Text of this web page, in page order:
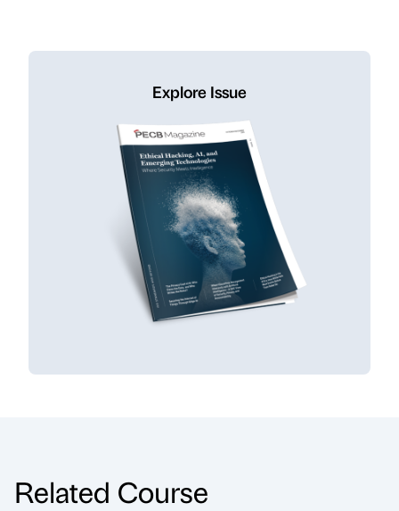
Explore Issue
Related Course